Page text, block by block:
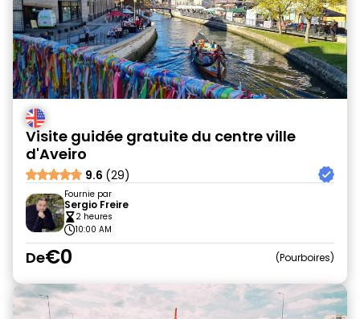
Visite guidée gratuite du centre ville
d'Aveiro
9.6 (29)
Fournie par
Sergio Freire
2 heures
10:00 AM
De€0 Pourboires